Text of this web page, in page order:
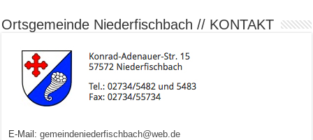
Ortsgemeinde Niederfischbach // KONTAKT
E-Mail:gemeindeniederfischbach@web.de